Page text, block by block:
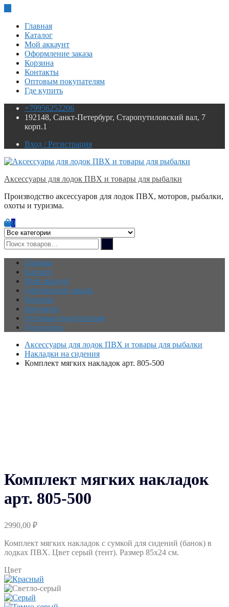
contentГлавная
Каталог
Мой аккаунт
Оформление заказа
Корзина
Контакты
Оптовым покупателям
Где купить
+79956252206
192148, Санкт-Петербург, Старопутиловский вал, 7
корп.1
Вход / Регистрация
Аксессуары для лодок ПВХ и товары для рыбалки
Производство аксессуаров для лодок ПВХ, моторов, рыбалки,
охоты и туризма.
0
Главная
Каталог
Мой аккаунт
Оформление заказа
Корзина
Контакты
Оптовым покупателям
Где купить
Аксессуары для лодок ПВХ и товары для рыбалки
Накладки на сидения
Комплект мягких накладок арт. 805-500
Комплект мягких накладок
арт. 805-500
2990,00 ₽
Комплект мягких накладок с сумкой для сидений (банок) в
лодках ПВХ. Цвет серый (тент). Размер 85х24 см.
Цвет